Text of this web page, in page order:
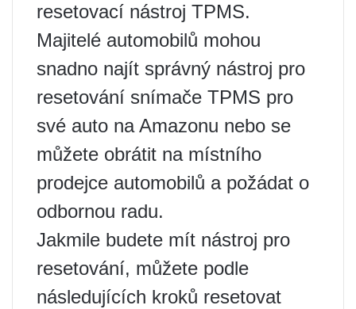
resetovací nástroj TPMS.
Majitelé automobilů mohou
snadno najít správný nástroj pro
resetování snímače TPMS pro
své auto na Amazonu nebo se
můžete obrátit na místního
prodejce automobilů a požádat o
odbornou radu.
Jakmile budete mít nástroj pro
resetování, můžete podle
následujících kroků resetovat